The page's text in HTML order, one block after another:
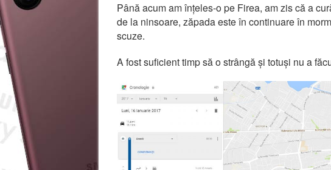
Până acum am înțeles-o pe Firea, am zis că a
de la ninsoare, zăpada este în continuare în
scuze.
A fost suficient timp să o strângă și totuși nu a